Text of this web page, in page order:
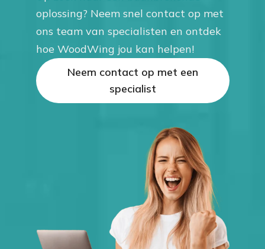
oplossing? Neem snel contact op met
ons team van specialisten en ontdek
hoe WoodWing jou kan helpen!
Neem contact op met een
specialist